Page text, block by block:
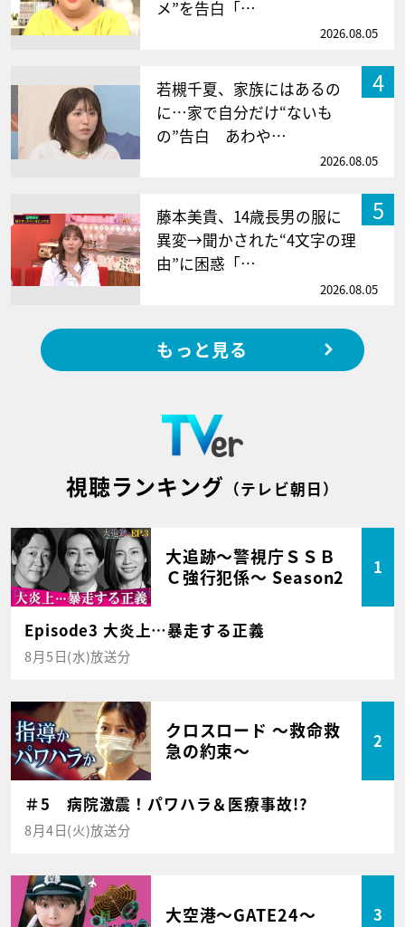
メ”を告白「…
2026.08.05
4
若槻千夏、家族にはあるの
に…家で自分だけ“ないも
の”告白 あわや…
2026.08.05
5
藤本美貴、14歳長男の服に
異変→聞かされた“4文字の理
由”に困惑「…
2026.08.05
もっと見る
視聴ランキング （テレビ朝日）
大追跡～警視庁ＳＳＢ
Ｃ強行犯係～ Season2
1
Episode3 大炎上…暴走する正義
8月5日(水)放送分
クロスロード ～救命救
急の約束～
2
＃5 病院激震！パワハラ＆医療事故!?
8月4日(火)放送分
大空港～GATE24～ 3